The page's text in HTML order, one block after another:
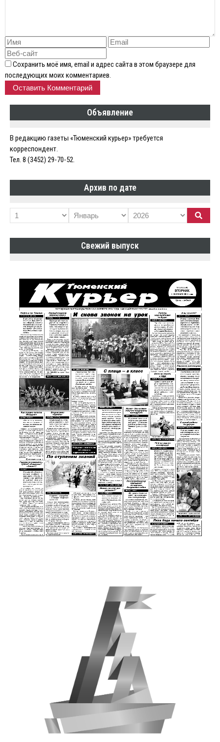
Сохранить моё имя, email и адрес сайта в этом браузере для
последующих моих комментариев.
Объявление
В редакцию газеты «Тюменский курьер» требуется
корреспондент.
Тел. 8 (3452) 29-70-52.
Архив по дате
Свежий выпуск